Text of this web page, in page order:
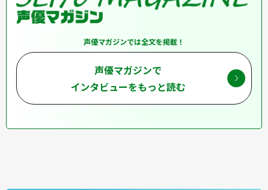
声優マガジンでは全文を掲載！
声優マガジンで
インタビューをもっと読む